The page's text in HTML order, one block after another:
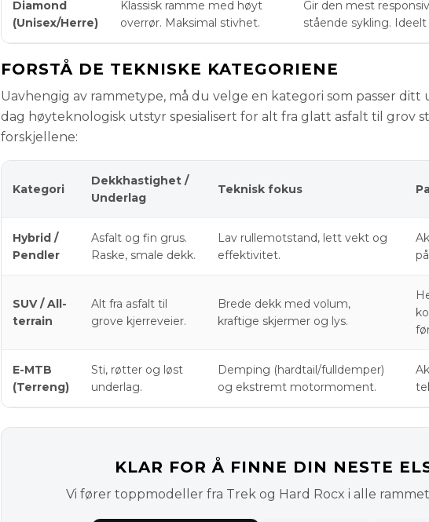
Diamond
(Unisex/Herre)
Klassisk ramme med høyt
overrør. Maksimal stivhet.
Gir den mest
stående sykling.
FORSTÅ DE TEKNISKE KATEGORIENE
Uavhengig av rammetype, må du velge en kategori som passer ditt
dag høyteknologisk utstyr spesialisert for alt fra glatt asfalt til grov
forskjellene:
Kategori
Dekkhastighet /
Underlag
Teknisk fokus
Hybrid /
Pendler
Asfalt og fin grus.
Raske, smale dekk.
Lav rullemotstand, lett vekt og
effektivitet.
SUV / All-
terrain
Alt fra asfalt til
grove kjerreveier.
Brede dekk med volum,
kraftige skjermer og lys.
E-MTB
(Terreng)
Sti, røtter og løst
underlag.
Demping (hardtail/fulldemper)
og ekstremt motormoment.
KLAR FOR Å FINNE DIN NESTE
Vi fører toppmodeller fra Trek og Hard Rocx i alle